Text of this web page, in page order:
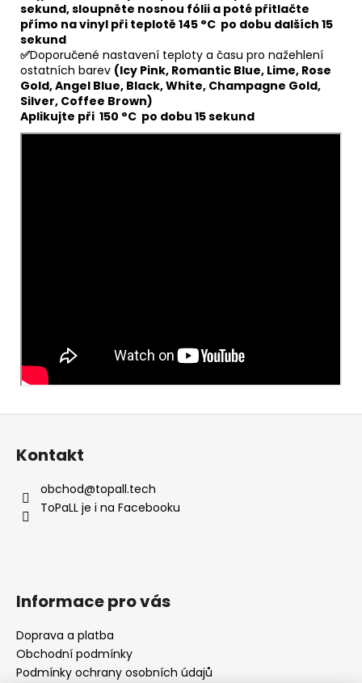
sekund, sloupněte nosnou fólii a poté přitlačte
přímo na vinyl při teplotě 145 °C po dobu dalších 15
sekund
✅Doporučené nastavení teploty a času pro nažehlení
ostatních barev (Icy Pink, Romantic Blue, Lime, Rose
Gold, Angel Blue, Black, White, Champagne Gold,
Silver, Coffee Brown)
Aplikujte při 150 °C po dobu 15 sekund
Kontakt
obchod@topall.tech
ToPaLL je i na Facebooku
Informace pro vás
Doprava a platba
Obchodní podmínky
Podmínky ochrany osobních údajů